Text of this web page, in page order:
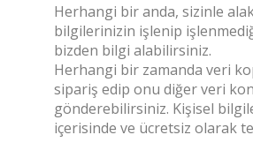
Herhangi bir anda, sizinle
bilgilerinizin işlenip
bizden bilgi alabilirsiniz.
Herhangi bir zamanda veri
sipariş edip onu diğer veri
gönderebilirsiniz. Kişisel
içerisinde ve ücretsiz olarak